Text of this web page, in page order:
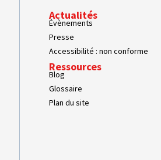
Actualités
Évènements
Presse
Accessibilité : non conforme
Ressources
Blog
Glossaire
Plan du site